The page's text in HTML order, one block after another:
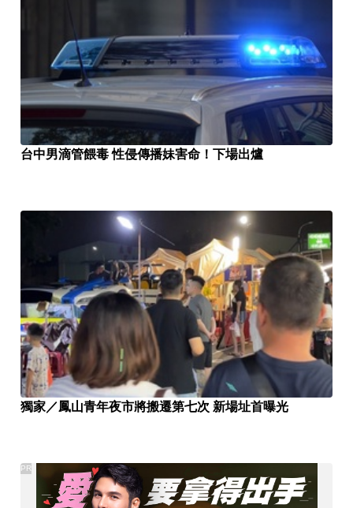
台中男滴管餵毒 性侵傳播妹害命！下場出爐
獨家／鳳山青年夜市將搬遷第七次 新場址首曝光
PR